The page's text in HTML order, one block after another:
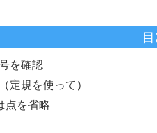
を確認
定規を使って）
を省略